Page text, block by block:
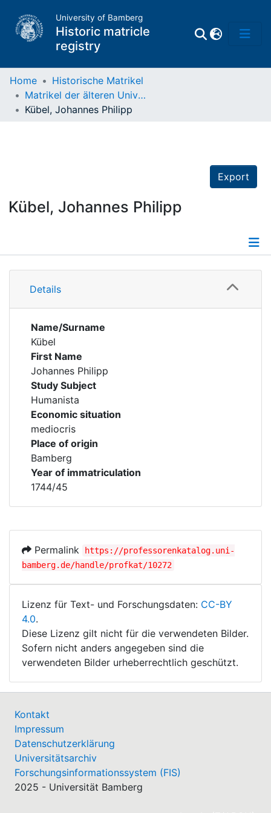
University of Bamberg
Historic matricle
registry
Matrikel
Home
Historische Matrikel
Matrikel der älteren Universität
Kübel, Johannes Philipp
Export
Kübel, Johannes Philipp
Details
Details
Name/Surname
Kübel
First Name
Johannes Philipp
Study Subject
Humanista
Economic situation
mediocris
Place of origin
Bamberg
Year of immatriculation
1744/45
Permalink
https://professorenkatalog.uni-
bamberg.de/handle/profkat/10272
Lizenz für Text- und Forschungsdaten: CC-BY
4.0.
Diese Lizenz gilt nicht für die verwendeten Bilder.
Sofern nicht anders angegeben sind die
verwendeten Bilder urheberrechtlich geschützt.
Kontakt
Impressum
Datenschutzerklärung
Universitätsarchiv
Forschungsinformationssystem (FIS)
2025 - Universität Bamberg